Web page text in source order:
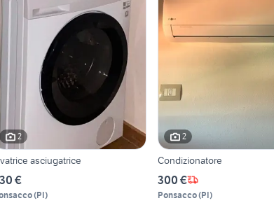
2
asciugatrice
€
(PI)
2
Condizionatore
300 €
Ponsacco(PI)